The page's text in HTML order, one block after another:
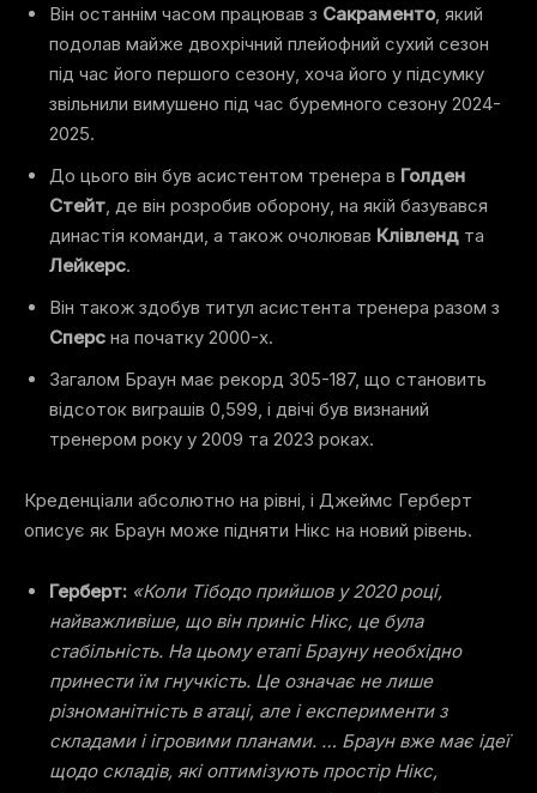
Він останнім часом працював з Сакраменто, який
подолав майже двохрічний плейофний сухий сезон
під час його першого сезону, хоча його у підсумку
звільнили вимушено під час буремного сезону 2024-
2025.
До цього він був асистентом тренера в Голден
Стейт , де він розробив оборону, на якій базувався
династія команди, а також очолював Клівленд та
Лейкерс.
Він також здобув титул асистента тренера разом з
Сперс на початку 2000-х.
Загалом Браун має рекорд 305-187, що становить
відсоток виграшів 0,599, і двічі був визнаний
тренером року у 2009 та 2023 роках.
Креденціали абсолютно на рівні, і Джеймс Герберт
описує як Браун може підняти Нікс на новий рівень.
Герберт: «Коли Тібодо прийшов у 2020 році,
найважливіше, що він приніс Нікс, це була
стабільність. На цьому етапі Брауну необхідно
принести їм гнучкість. Це означає не лише
різноманітність в атаці, але і експерименти з
складами і ігровими планами. … Браун вже має ідеї
щодо складів, які оптимізують простір Нікс,